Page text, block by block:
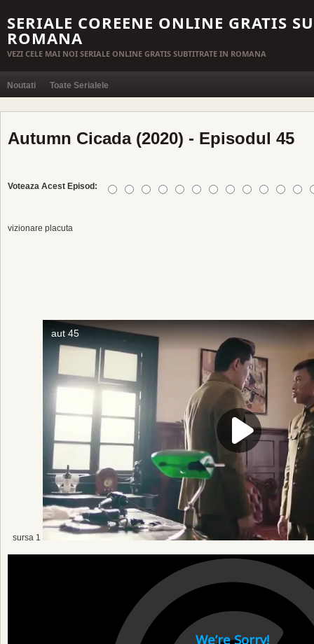
SERIALE COREENE ONLINE GRATIS
ROMANA
VEZI CELE MAI NOI SERIALE ONLINE GRATIS SUBTITRATE IN ROMANA
Noutati Toate Serialele
Autumn Cicada (2020) - Episodul 45
Voteaza Acest Episod:
vizionare placuta
sursa 1